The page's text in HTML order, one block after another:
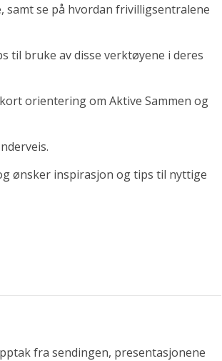
samt se på hvordan frivilligsentralene
til bruke av disse verktøyene i deres
orientering om Aktive Sammen og
ønsker inspirasjon og tips til nyttige
fra sendingen, presentasjonene